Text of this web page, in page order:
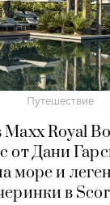
Путешествие
Royal
от Дани
море и
в